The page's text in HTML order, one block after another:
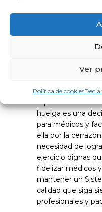
Ver
Política de cookies
nos haga llegar
negociación que
resolución del
necesariamente
Una vez más,
esta situación
huelga es una
para médicos y
ella por la
necesidad de
ejercicio dignas
fidelizar médicos
mantener un
calidad que siga
profesionales y